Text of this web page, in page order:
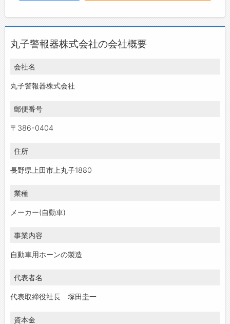
丸子警報器株式会社の会社概要
会社名
丸子警報器株式会社
郵便番号
〒386-0404
住所
長野県上田市上丸子1880
業種
メーカー(自動車)
事業内容
自動車用ホーンの製造
代表者名
代表取締役社長 塚田圭一
資本金